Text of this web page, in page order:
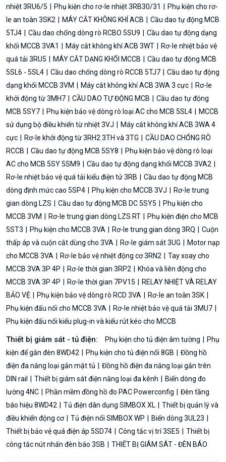
nhiệt 3RU6/5
Phụ kiện cho rơ-le nhiệt 3RB30/31
Phụ kiện cho rơ-
le an toàn 3SK2
MÁY CẮT KHÔNG KHÍ ACB
Cầu dao tự động MCB
5TJ4
Cầu dao chống dòng rò RCBO 5SU9
Cầu dao tự động dạng
khối MCCB 3VA1
Máy cắt không khí ACB 3WT
Rơ-le nhiệt bảo vệ
quá tải 3RU5
MÁY CẮT DẠNG KHỐI MCCB
Cầu dao tự động MCB
5SL6 - 5SL4
Cầu dao chống dòng rò RCCB 5TJ7
Cầu dao tự động
dạng khối MCCB 3VM
Máy cắt không khí ACB 3WA 3 cực
Rơ-le
khởi động từ 3MH7
CẦU DAO TỰ ĐỘNG MCB
Cầu dao tự động
MCB 5SY7
Phụ kiện bảo vệ dòng rò loại AC cho MCB 5SL4
MCCB
sử dụng bộ điều khiển từ nhiệt 3VJ
Máy cắt không khí ACB 3WA 4
cực
Rơ-le khởi động từ 3RH2 3TH và 3TG
CẦU DAO CHỐNG RÒ
RCCB
Cầu dao tự động MCB 5SY8
Phụ kiện bảo vệ dòng rò loại
AC cho MCB 5SY 5SM9
Cầu dao tự động dạng khối MCCB 3VA2
Rơ-le nhiệt bảo vệ quá tải kiểu điện tử 3RB
Cầu dao tự động MCB
dòng định mức cao 5SP4
Phụ kiện cho MCCB 3VJ
Rơ-le trung
gian dòng LZS
Cầu dao tự động MCB DC 5SY5
Phụ kiện cho
MCCB 3VM
Rơ-le trung gian dòng LZS RT
Phụ kiện điện cho MCB
5ST3
Phụ kiện cho MCCB 3VA Rơ-le trung gian dòng 3RQ
Cuộn
thấp áp và cuộn cắt dùng cho 3VA
Rơ-le giám sát 3UG
Motor nạp
cho MCCB 3VA
Rơ-le bảo vệ nhiệt động cơ 3RN2
Tay xoay cho
MCCB 3VA 3P 4P
Rơ-le thời gian 3RP2
Khóa và liên động cho
MCCB 3VA 3P 4P
Rơ-le thời gian 7PV15
RELAY NHIỆT VÀ RELAY
BẢO VỆ
Phụ kiện bảo vệ dòng rò RCD 3VA
Rơ-le an toàn 3SK
Phụ kiện đấu nối cho MCCB 3VA
Rơ-le nhiệt bảo vệ quá tải 3MU7
Phụ kiện đấu nối kiểu plug-in và kiểu rút kéo cho MCCB
Thiết bị giám sát - tủ điện: Phụ kiện cho tủ điện âm tường
Phụ
kiện để gắn đèn 8WD42
Phụ kiện cho tủ điện nổi 8GB
Đồng hồ
điện đa năng loại gắn mặt tủ
Đồng hồ điện đa năng loại gắn trên
DIN rail
Thiết bị giám sát điện năng loại đa kênh
Biến dòng đo
lường 4NC
Phần mềm đồng hồ đo PAC Powerconfig
Đèn tầng
báo hiệu 8WD42
Tủ điện dân dụng SIMBOX XL
Thiết bị quản lý và
điều khiển động cơ
Tủ điện nổi SIMBOX WP
Biến dòng 3UL23
Thiết bị bảo vệ quá điện áp 5SD74
Công tắc vị trí 3SE5
Thiết bị
công tắc nút nhấn đèn báo 3SB
THIẾT BỊ GIÁM SÁT - ĐÈN BÁO